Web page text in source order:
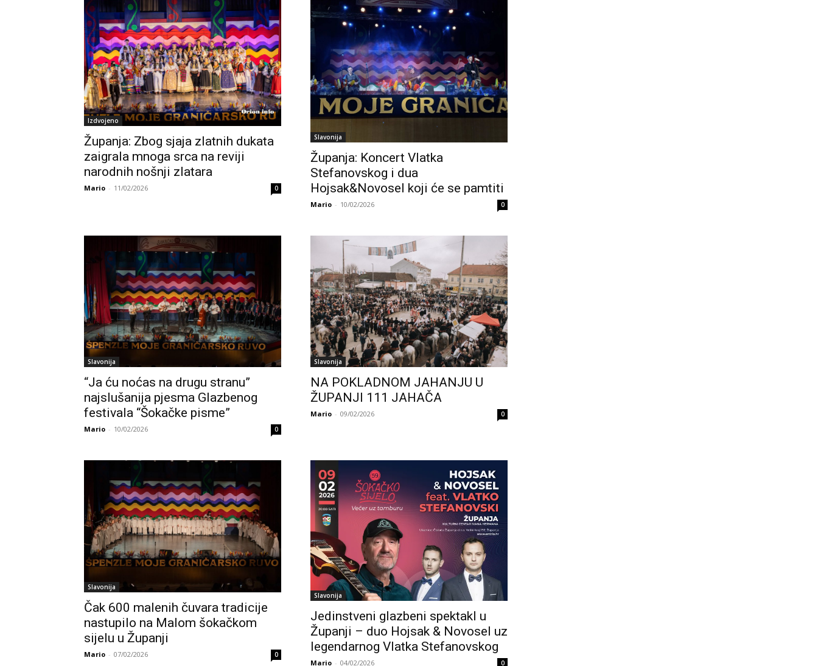
Izdvojeno
Županja: Zbog sjaja zlatnih dukata
zaigrala mnoga srca na reviji
narodnih nošnji zlatara
Mario - 11/02/2026 0
Slavonija
Županja: Koncert Vlatka
Stefanovskog i dua
Hojsak&Novosel koji će se pamtiti
Mario - 10/02/2026 0
Slavonija
“Ja ću noćas na drugu stranu”
najslušanija pjesma Glazbenog
festivala “Šokačke pisme”
Mario - 10/02/2026 0
Slavonija
NA POKLADNOM JAHANJU U
ŽUPANJI 111 JAHAČA
Mario - 09/02/2026 0
Slavonija
Čak 600 malenih čuvara tradicije
nastupilo na Malom šokačkom
sijelu u Županji
Mario - 07/02/2026 0
Slavonija
Jedinstveni glazbeni spektakl u
Županji – duo Hojsak & Novosel uz
legendarnog Vlatka Stefanovskog
Mario - 04/02/2026 0